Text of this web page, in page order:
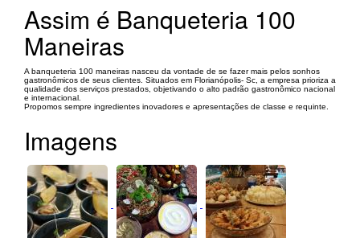
Assim é Banqueteria 100
Maneiras
A banqueteria 100 maneiras nasceu da vontade de se fazer mais pelos sonhos
gastronômicos de seus clientes. Situados em Florianópolis- Sc, a empresa prioriza a
qualidade dos serviços prestados, objetivando o alto padrão gastronômico nacional
e internacional.
Propomos sempre ingredientes inovadores e apresentações de classe e requinte.
Imagens